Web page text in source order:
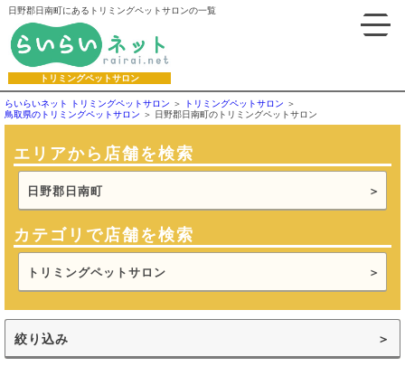
日野郡日南町にあるトリミングペットサロンの一覧
トリミングペットサロン
らいらいネット トリミングペットサロン
トリミングペットサロン
鳥取県のトリミングペットサロン
日野郡日南町のトリミングペットサロン
エリアから店舗を検索
日野郡日南町
カテゴリで店舗を検索
トリミングペットサロン
絞り込み